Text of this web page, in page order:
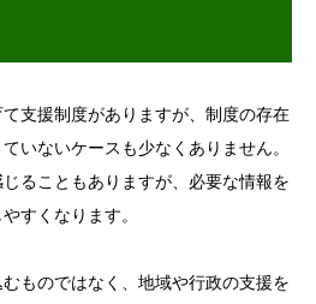
支援制度がありますが、制度の存在
いないケースも少なくありません。
ることもありますが、必要な情報を
すくなります。
ものではなく、地域や行政の支援を